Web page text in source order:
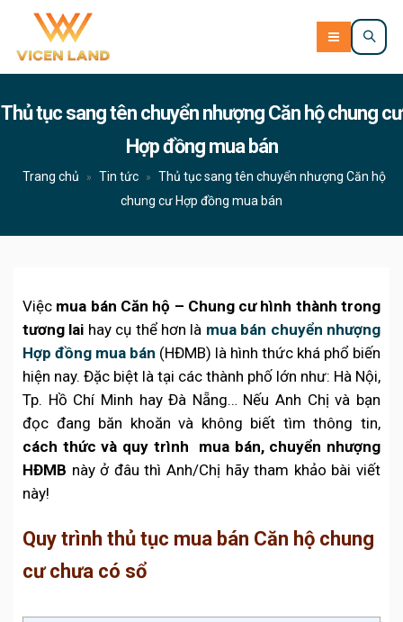
Thủ tục sang tên chuyển nhượng Căn hộ chung cư
Hợp đồng mua bán
Trang chủ » Tin tức »
Thủ tục sang tên chuyển nhượng Căn hộ
chung cư Hợp đồng mua bán
Việc mua bán Căn hộ – Chung cư hình thành trong
tương lai hay cụ thể hơn là mua bán chuyển nhượng
Hợp đồng mua bán (HĐMB) là hình thức khá phổ biến
hiện nay. Đặc biệt là tại các thành phố lớn như: Hà Nội,
Tp. Hồ Chí Minh hay Đà Nẵng… Nếu Anh Chị và bạn
đọc đang băn khoăn và không biết tìm thông tin,
cách thức và quy trình mua bán, chuyển nhượng
HĐMB này ở đâu thì Anh/Chị hãy tham khảo bài viết
này!
Quy trình thủ tục mua bán Căn hộ chung
cư chưa có sổ